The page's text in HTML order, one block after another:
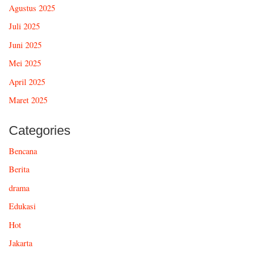
Agustus 2025
Juli 2025
Juni 2025
Mei 2025
April 2025
Maret 2025
Categories
Bencana
Berita
drama
Edukasi
Hot
Jakarta